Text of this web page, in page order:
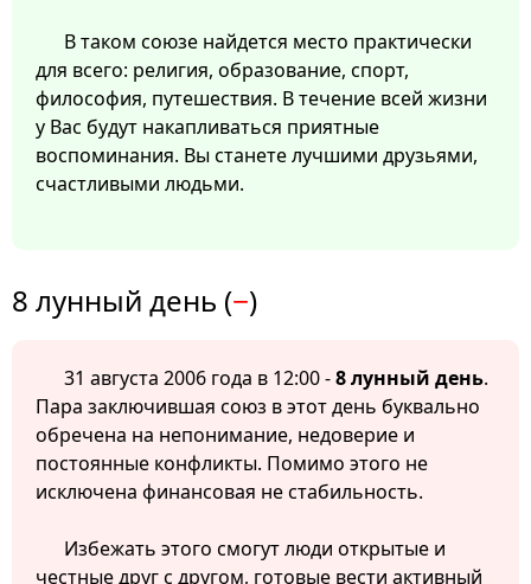
В таком союзе найдется место практически
для всего: религия, образование, спорт,
философия, путешествия. В течение всей жизни
у Вас будут накапливаться приятные
воспоминания. Вы станете лучшими друзьями,
счастливыми людьми.
8 лунный день (−)
31 августа 2006 года в 12:00 -8 лунный день.
Пара заключившая союз в этот день буквально
обречена на непонимание, недоверие и
постоянные конфликты. Помимо этого не
исключена финансовая не стабильность.
Избежать этого смогут люди открытые и
честные друг с другом, готовые вести активный